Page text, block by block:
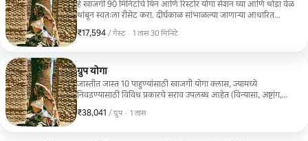
हे खाजगी 90 मिनिटांचे यिन आणि रिस्टोर योगा सेशन घ्या आणि थोडा वेळ
थांबून स्वतःला रीसेट करा. दीर्घकाळ सांभाळल्या जाणाऱ्या आधारित
सोडाल, लवचिकता सुधाराल आणि मज्जासंस्थेला शांत कराल. हा सराव
पूर्णपणे तयार केलेले, ज्यामुळे तुम्हाला विश्रांती, संतुलन आणि नूतनीकरण
झाल्यासारखे वाटेल.
₹17,594 / गेस्ट
₹17,594 प्रति गेस्ट
, · 1 तास 30 मिनिटे
ग्रुप योगा
जास्तीत जास्त 10 पाहुण्यांसाठी खाजगी योगा क्लास, ज्यामध्ये
निवडण्यासाठी विविध प्रकारचे सराव उपलब्ध आहेत (विन्यासा, अष्टांग,
₹38,041 / ग्रुप
₹38,041, प्रति ग्रुप
, · 1 तास